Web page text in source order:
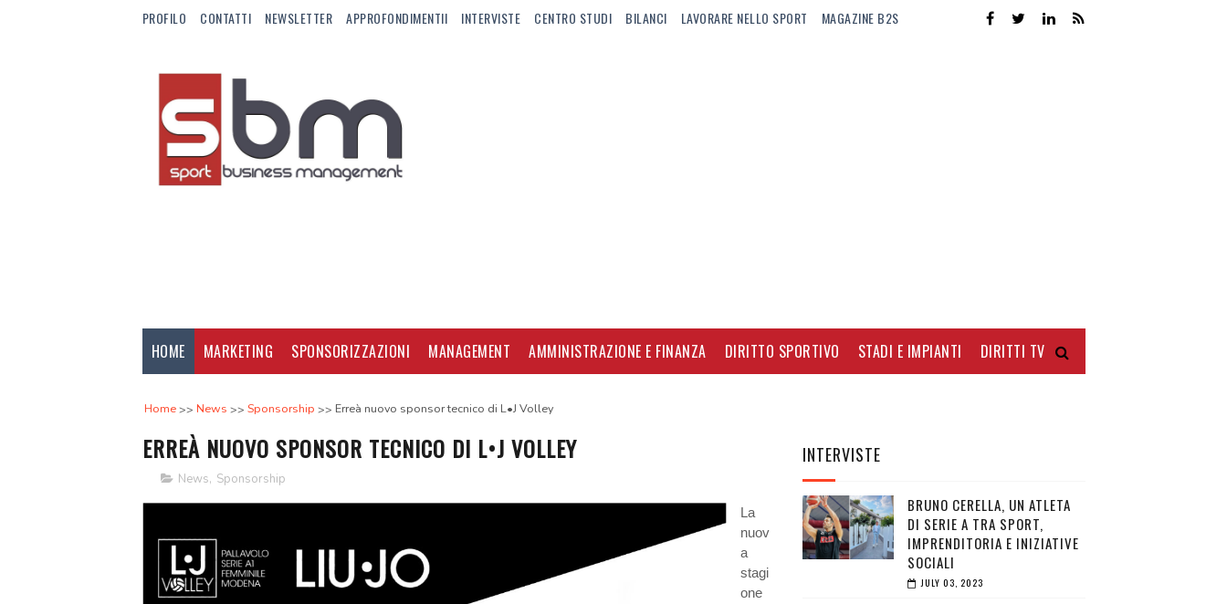
PROFILO CONTATTI NEWSLETTER APPROFONDIMENTII INTERVISTE CENTRO STUDI BILANCI LAVORARE NELLO SPORT MAGAZINE B2S
HOME MARKETING SPONSORIZZAZIONI MANAGEMENT AMMINISTRAZIONE E FINANZA DIRITTO SPORTIVO STADI E IMPIANTI DIRITTI TV
Home News Sponsorship Erreà nuovo sponsor tecnico di L•J Volley
ERREÀ NUOVO SPONSOR TECNICO DI L•J VOLLEY
News, Sponsorship
La
nuov
a
stagi
one
INTERVISTE
BRUNO CERELLA, UN ATLETA
DI SERIE A TRA SPORT,
IMPRENDITORIA E INIZIATIVE
SOCIALI
JULY 03, 2023